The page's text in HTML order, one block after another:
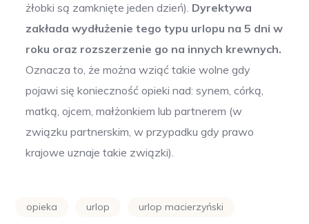
żłobki są zamknięte jeden dzień). Dyrektywa
zakłada wydłużenie tego typu urlopu na 5 dni w
roku oraz rozszerzenie go na innych krewnych.
Oznacza to, że można wziąć takie wolne gdy
pojawi się konieczność opieki nad: synem, córką,
matką, ojcem, małżonkiem lub partnerem (w
związku partnerskim, w przypadku gdy prawo
krajowe uznaje takie związki).
opieka urlop urlop macierzyński